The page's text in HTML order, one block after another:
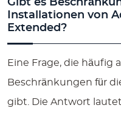
Gibt es
Installationen von
Extended?
Eine Frage, die häufig
Beschränkungen für
gibt. Die Antwort